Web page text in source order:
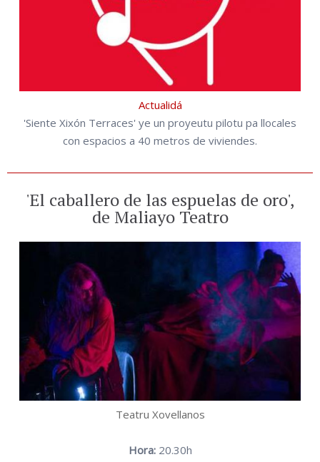
Actualidá
'Siente Xixón Terraces' ye un proyeutu pilotu pa llocales
con espacios a 40 metros de viviendes.
'El caballero de las espuelas de oro',
de Maliayo Teatro
Teatru Xovellanos
Hora:20.30h